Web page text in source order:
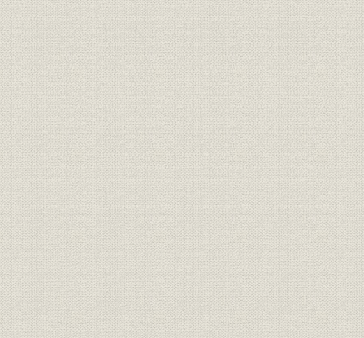
加工糸織物に向う染色加工
産業資材としてのびるターポリン
多様化すすむ商品群
営業の機能を強化
資格試験制度の導入
EDPSの導入
第九章 複合の時代(昭和四五~四九年)
転機に立つ日本経済
利益責任制の組織の強化
整備される諸制度